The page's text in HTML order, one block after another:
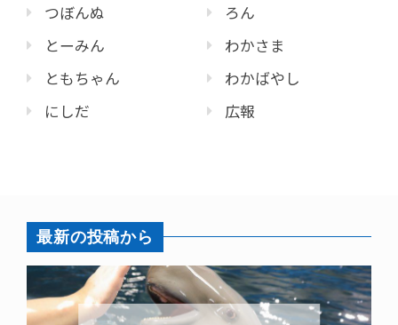
つぼんぬ
とーみん
ともちゃん
にしだ
ろん
わかさま
わかばやし
広報
最新の投稿から